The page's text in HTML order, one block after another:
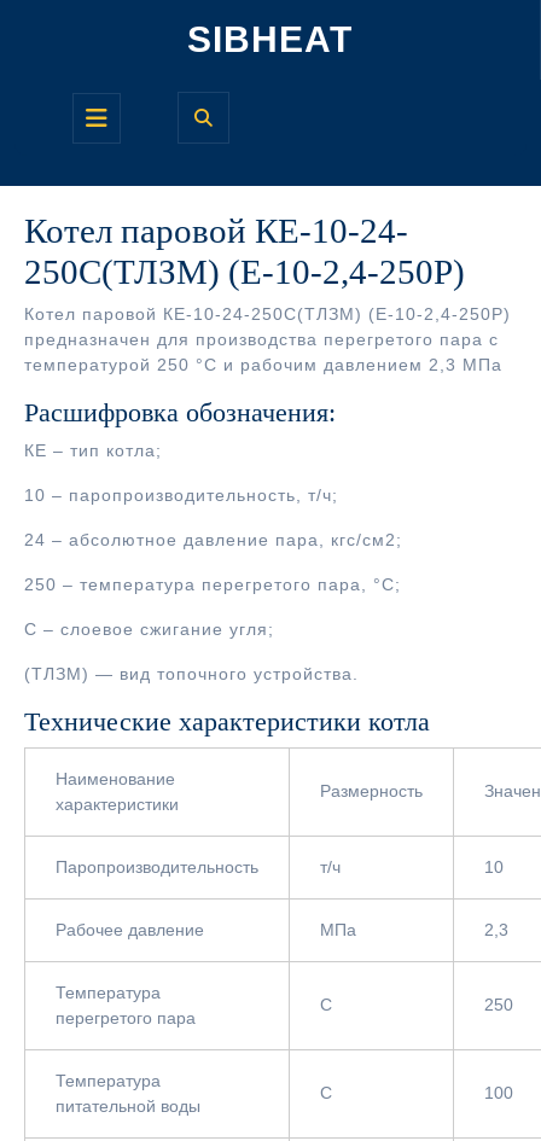
SIBHEAT
Кнопка
Котел паровой КЕ-10-24-
250С(ТЛЗМ) (Е-10-2,4-250Р)
Котел паровой КЕ-10-24-250С(ТЛЗМ) (Е-10-2,4-250Р)
предназначен для производства перегретого пара с
температурой 250 °С и рабочим давлением 2,3 МПа
Расшифровка обозначения:
КЕ – тип котла;
10 – паропроизводительность, т/ч;
24 – абсолютное давление пара, кгс/см2;
250 – температура перегретого пара, °С;
С – слоевое сжигание угля;
(ТЛЗМ) — вид топочного устройства.
Технические характеристики котла
Наименование
характеристики
Размерность
Паропроизводительность т/ч 10
Рабочее давление МПа 2,3
Температура
перегретого пара
С 250
Температура
питательной воды
С 100